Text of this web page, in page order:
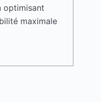
optimisant
maximale